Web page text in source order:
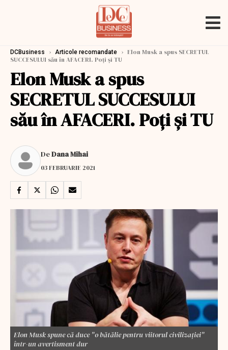
DCBusiness › Articole recomandate › Elon Musk a spus SECRETUL
SUCCESULUI său în AFACERI. Poți și TU
Elon Musk a spus
SECRETUL SUCCESULUI
său în AFACERI. Poți și TU
DeDana Mihai
03 FEBRUARIE 2021
Elon Musk spune că duce "o bătălie pentru viitorul civilizației"
într-un avertisment dur